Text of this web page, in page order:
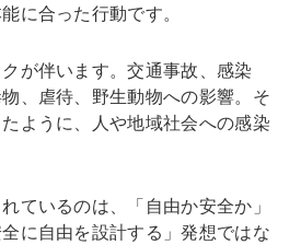
に合った行動です。
が伴います。交通事故、感染
、虐待、野生動物への影響。そ
ように、人や地域社会への感染
ているのは、「自由か安全か」
に自由を設計する」発想ではな